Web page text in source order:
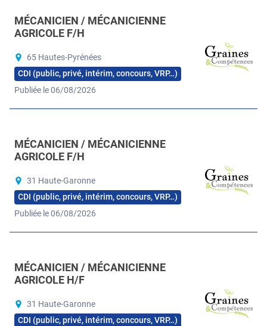
MÉCANICIEN / MÉCANICIENNE
AGRICOLE F/H
65 Hautes-Pyrénées
CDI (public, privé, intérim, concours, VRP…)
Publiée le 06/08/2026
MÉCANICIEN / MÉCANICIENNE
AGRICOLE F/H
31 Haute-Garonne
CDI (public, privé, intérim, concours, VRP…)
Publiée le 06/08/2026
MÉCANICIEN / MÉCANICIENNE
AGRICOLE H/F
31 Haute-Garonne
CDI (public, privé, intérim, concours, VRP…)